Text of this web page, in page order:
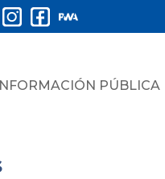
INFORMACIÓN PÚBLICA